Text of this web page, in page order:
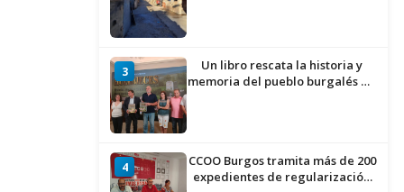
3
Un libro rescata la historia y
memoria del pueblo burgalés de
4
CCOO Burgos tramita más de 200
expedientes de regularización